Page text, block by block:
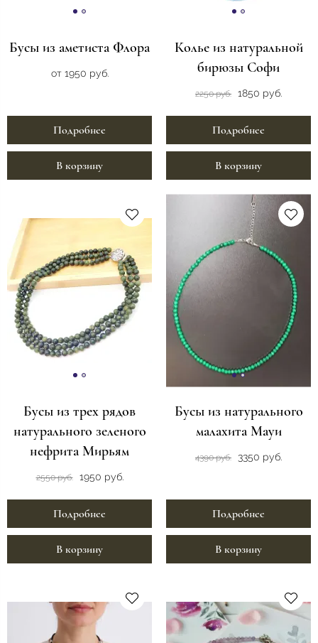
Бусы из аметиста Флора
от 1950 руб.
Подробнее
В корзину
Колье из натуральной
бирюзы Софи
2250 руб. 1850 руб.
Подробнее
В корзину
Бусы из трех рядов
натурального зеленого
нефрита Мирьям
2550 руб. 1950 руб.
Подробнее
В корзину
Бусы из натурального
малахита Мауи
4390 руб. 3350 руб.
Подробнее
В корзину